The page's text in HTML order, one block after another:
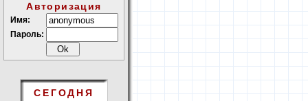
Авторизация
Имя:
Пароль:
СЕГОДНЯ